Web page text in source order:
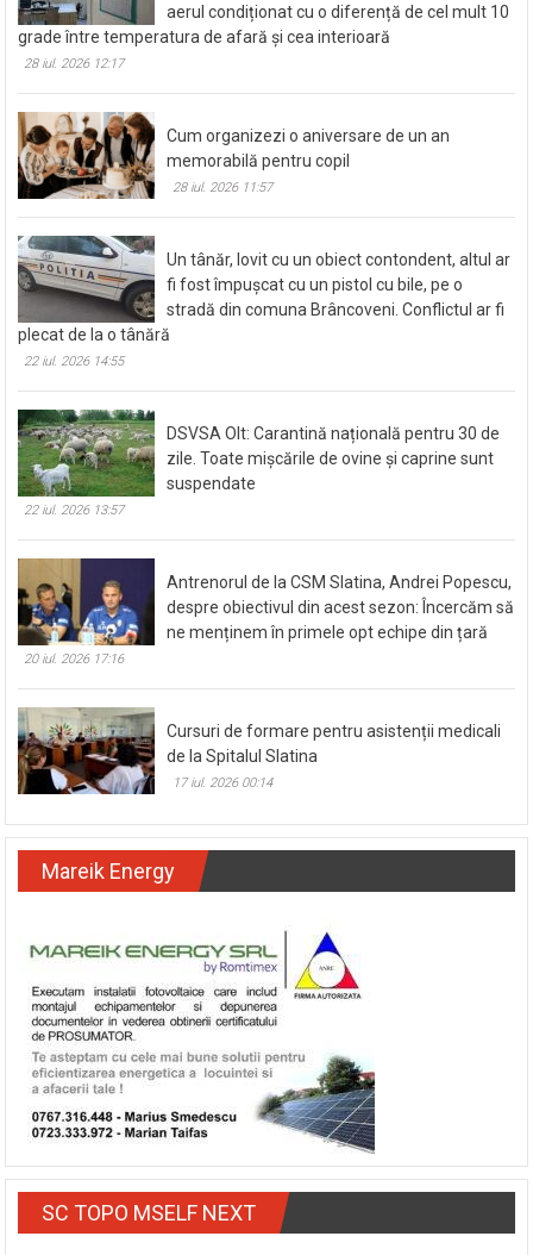
aerul condiționat cu o diferență de cel mult 10
grade între temperatura de afară și cea interioară
28 iul. 2026 12:17
Cum organizezi o aniversare de un an
memorabilă pentru copil
28 iul. 2026 11:57
Un tânăr, lovit cu un obiect contondent, altul ar
fi fost împușcat cu un pistol cu bile, pe o
stradă din comuna Brâncoveni. Conflictul ar fi
plecat de la o tânără
22 iul. 2026 14:55
DSVSA Olt: Carantină națională pentru 30 de
zile. Toate mișcările de ovine și caprine sunt
suspendate
22 iul. 2026 13:57
Antrenorul de la CSM Slatina, Andrei Popescu,
despre obiectivul din acest sezon: Încercăm să
ne menținem în primele opt echipe din țară
20 iul. 2026 17:16
Cursuri de formare pentru asistenții medicali
de la Spitalul Slatina
17 iul. 2026 00:14
Mareik Energy
SC TOPO MSELF NEXT